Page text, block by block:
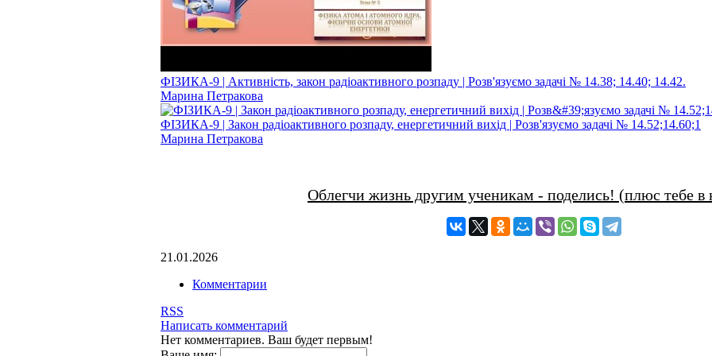
ФІЗИКА-9 | Активність, закон радіоактивного розпаду | Розв'язуємо задачі № 14.38; 14.40; 14.42.
Марина Петракова
ФІЗИКА-9 | Закон радіоактивного розпаду, енергетичний вихід | Розв'язуємо задачі № 14.52;14.60;1
Марина Петракова
Облегчи жизнь другим ученикам - поделись! (плюс тебе в
21.01.2026
Комментарии
RSS
Написать комментарий
Нет комментариев. Ваш будет первым!